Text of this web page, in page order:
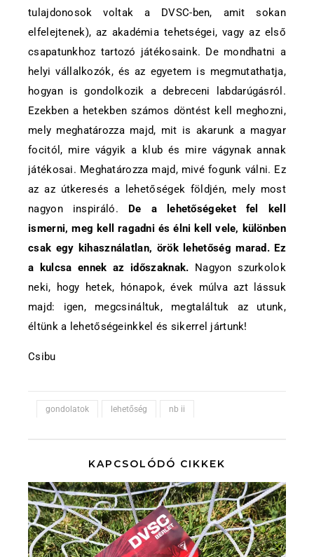
tulajdonosok voltak a DVSC-ben, amit sokan
elfelejtenek), az akadémia tehetségei, vagy az első
csapatunkhoz tartozó játékosaink. De mondhatni a
helyi vállalkozók, és az egyetem is megmutathatja,
hogyan is gondolkozik a debreceni labdarúgásról.
Ezekben a hetekben számos döntést kell meghozni,
mely meghatározza majd, mit is akarunk a magyar
focitól, mire vágyik a klub és mire vágynak annak
játékosai. Meghatározza majd, mivé fogunk válni. Ez
az az útkeresés a lehetőségek földjén, mely most
nagyon inspiráló. De a lehetőségeket fel kell
ismerni, meg kell ragadni és élni kell vele, különben
csak egy kihasználatlan, örök lehetőség marad. Ez
a kulcsa ennek az időszaknak. Nagyon szurkolok
neki, hogy hetek, hónapok, évek múlva azt lássuk
majd: igen, megcsináltuk, megtaláltuk az utunk,
éltünk a lehetőségeinkkel és sikerrel jártunk!
Csibu
gondolatok lehetőség nb ii
KAPCSOLÓDÓ CIKKEK